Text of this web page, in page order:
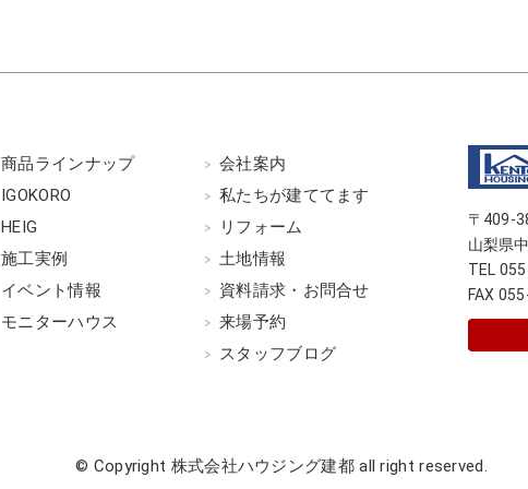
〒409-
山梨県
TEL
FAX
商品ラインナップ
IGOKORO
HEIG
施工実例
イベント情報
モニターハウス
会社案内
私たちが建ててます
リフォーム
土地情報
資料請求・お問合せ
来場予約
スタッフブログ
© Copyright 株式会社ハウジング建都all right reserved.